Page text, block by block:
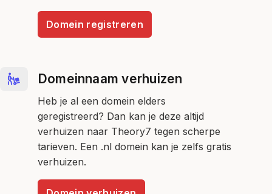
Domein registreren
Domeinnaam verhuizen
Heb je al een domein elders
geregistreerd? Dan kan je deze altijd
verhuizen naar Theory7 tegen scherpe
tarieven. Een .nl domein kan je zelfs gratis
verhuizen.